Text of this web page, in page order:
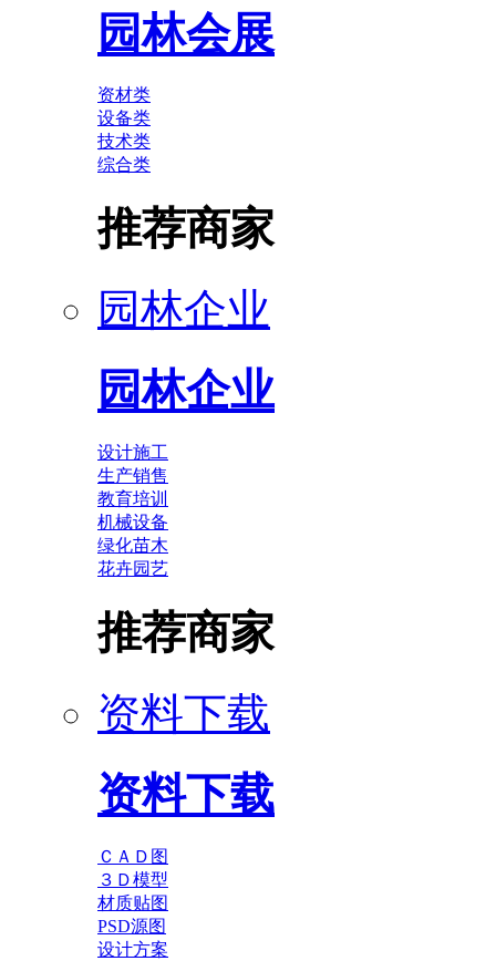
园林会展
资材类
设备类
技术类
综合类
推荐商家
园林企业
园林企业
设计施工
生产销售
教育培训
机械设备
绿化苗木
花卉园艺
推荐商家
资料下载
资料下载
ＣＡＤ图
３Ｄ模型
材质贴图
PSD源图
设计方案